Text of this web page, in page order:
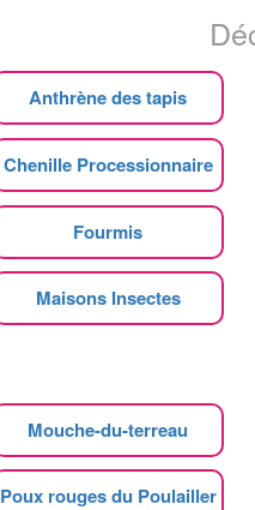
Anthrène des tapis
Chenille Processionnaire
Fourmis
Maisons Insectes
Mouche-du-terreau
Poux rouges du Poulailler